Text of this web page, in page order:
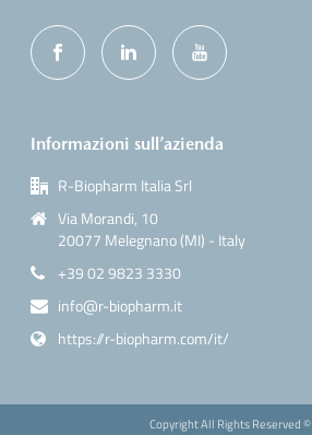
Informazioni sull’azienda
R-Biopharm Italia Srl
Via Morandi, 10
20077 Melegnano (MI) - Italy
+39 02 9823 3330
info@r-biopharm.it
https://r-biopharm.com/it/
Copyright All Rights Reserved ©